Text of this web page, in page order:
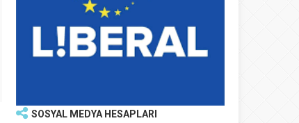
SOSYAL MEDYA HESAPLARI